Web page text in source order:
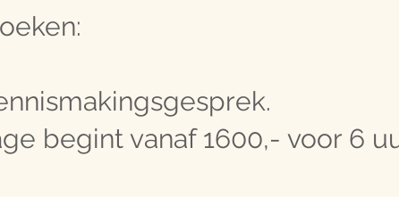
begint vanaf 1600,- voor 6